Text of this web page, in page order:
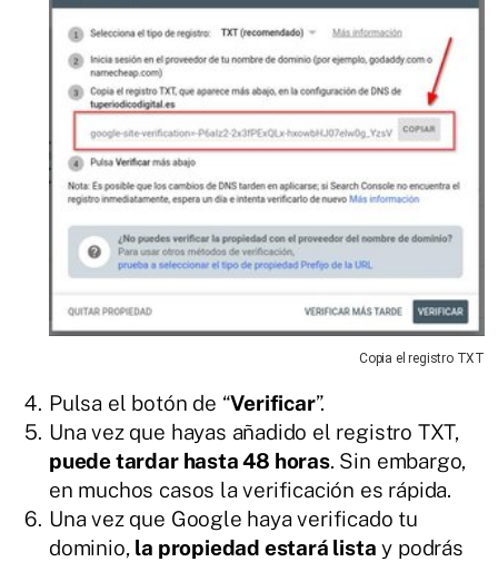
Copia el registro TXT
Pulsa el botón de “Verificar”.
Una vez que hayas añadido el registro TXT,
puede tardar hasta 48 horas. Sin embargo,
en muchos casos la verificación es rápida.
Una vez que Google haya verificado tu
dominio, la propiedad estará lista y podrás